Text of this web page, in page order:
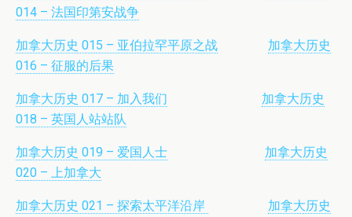
014 – 法国印第安战争
加拿大历史 015 – 亚伯拉罕平原之战
加拿大历史
016 – 征服的后果
加拿大历史 017 – 加入我们
加拿大历史
018 – 英国人站站队
加拿大历史 019 – 爱国人士
加拿大历史
020 – 上加拿大
加拿大历史 021 – 探索太平洋沿岸
加拿大历史